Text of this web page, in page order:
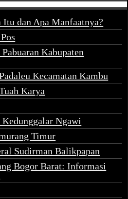
Itu dan Apa Manfaatnya?
Kabupaten
Kecamatan Kambu
Karya
Ngawi
Timur
Sudirman Balikpapan
Bogor Barat: Informasi